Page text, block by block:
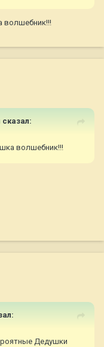
волшебник!!!
сказал:
волшебник!!!
Дедушки